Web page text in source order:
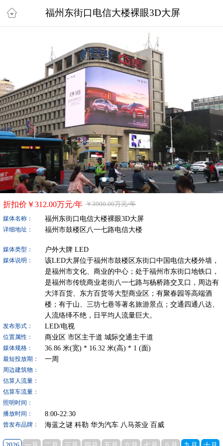
福州东街口电信大楼裸眼3D大屏
折扣价￥312.00万元/年 ￥3900.00万元/年
媒体名称： 福州东街口电信大楼裸眼3D大屏
详细地址： 福州市鼓楼区八一七路电信大楼
媒体类型： 户外大牌 LED
媒体说明：
该LED大屏位于福州市鼓楼区东街口中国电信大楼外墙，
是福州市文化、商业的中心；处于福州市东街口地铁口，
是福州市传统商业老街八一七路与杨桥路交叉口，周边有
大洋百货、东方百货等大型商业区；有聚春园等高端酒
楼；有于山、三坊七巷等著名旅游景点；交通四通八达、
人流络绎不绝，日平均人流量巨大。
发布形式： LED/电视
位置属性： 商业区 市区主干道 城际交通主干道
媒体规格： 36.86米(宽) * 16.32 米(高) * 1 (面)
最短投放期： 一周
周边建筑物：
估算人流量：
估算车流量：
照明时间：
播放时间：
8:00-22:30
曾发布品牌： 海蓝之谜 科勒 华为汽车 八马茶业 百威